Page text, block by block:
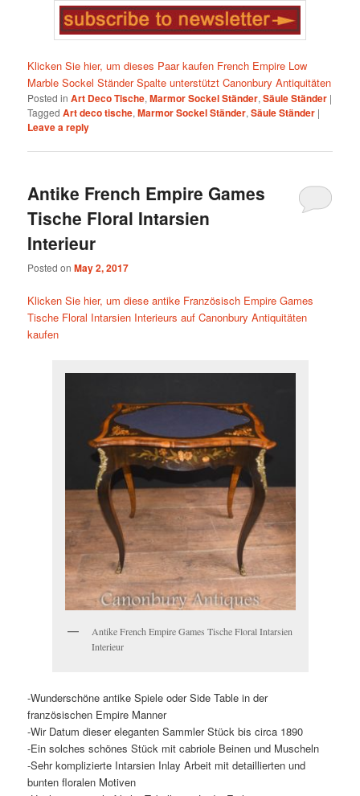
Klicken Sie hier, um dieses Paar kaufen French Empire Low
Marble Sockel Ständer Spalte unterstützt Canonbury Antiquitäten
Posted in Art Deco Tische,Marmor Sockel Ständer,Säule Ständer |
Tagged Art deco tische,Marmor Sockel Ständer,Säule Ständer |
Leave a reply
Antike French Empire Games
Tische Floral Intarsien
Interieur
Posted onMay 2, 2017
Klicken Sie hier, um diese antike Französisch Empire Games
Tische Floral Intarsien Interieurs auf Canonbury Antiquitäten
kaufen
Antike French Empire Games Tische Floral Intarsien
Interieur
-Wunderschöne antike Spiele oder Side Table in der
französischen Empire Manner
-Wir Datum dieser eleganten Sammler Stück bis circa 1890
-Ein solches schönes Stück mit cabriole Beinen und Muscheln
-Sehr komplizierte Intarsien Inlay Arbeit mit detaillierten und
bunten floralen Motiven